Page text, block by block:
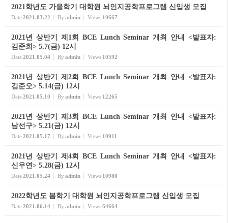
2021학년도 가을학기 대학원 뇌인지공학프로그램 신입생 모집
Date2021.03.22 By admin Views 10667
2021년 상반기 제1회 BCE Lunch Seminar 개최 안내 <발표자:
김준희> 5.7(금) 12시
Date2021.05.04 By admin Views 10592
2021년 상반기 제2회 BCE Lunch Seminar 개최 안내 <발표자:
김준오> 5.14(금) 12시
Date2021.05.10 By admin Views 12265
2021년 상반기 제3회 BCE Lunch Seminar 개최 안내 <발표자:
남선구> 5.21(금) 12시
Date2021.05.17 By admin Views 10911
2021년 상반기 제4회 BCE Lunch Seminar 개최 안내 <발표자:
신우연> 5.28(금) 12시
Date2021.05.24 By admin Views 10980
2022학년도 봄학기 대학원 뇌인지공학프로그램 신입생 모집
Date2021.06.14 By admin Views64664